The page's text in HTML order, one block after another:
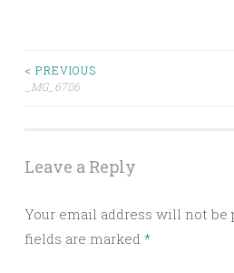
Post
< PREVIOUS
_MG_6706
Leave a Reply
Your email address will not be
fields are marked *